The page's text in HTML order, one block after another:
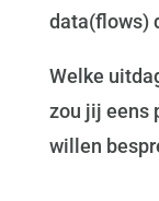
data(flows)
Welke
zou jij eens
willen